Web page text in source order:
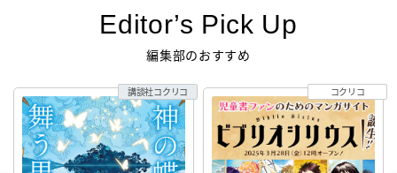
Editor’s Pick Up
編集部のおすすめ
講談社コクリコ コクリコ